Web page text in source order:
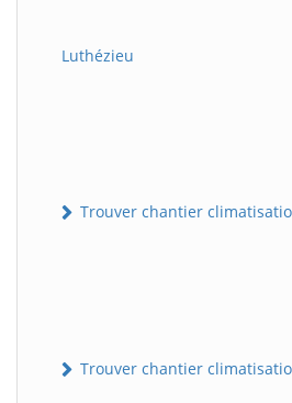
Luthézieu
Trouver chantier
Trouver chantier